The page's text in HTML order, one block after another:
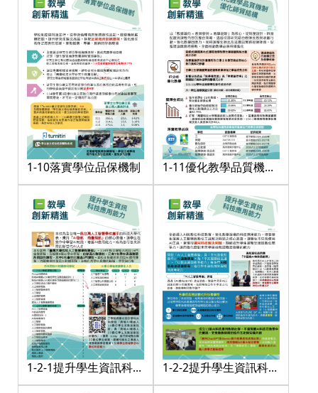
1-10落實學位品保機制
1-11優化教學品質機制
及師資結構
1-2-1提升學生資訊科技
應用能力
1-2-2提升學生資訊科技
應用能力